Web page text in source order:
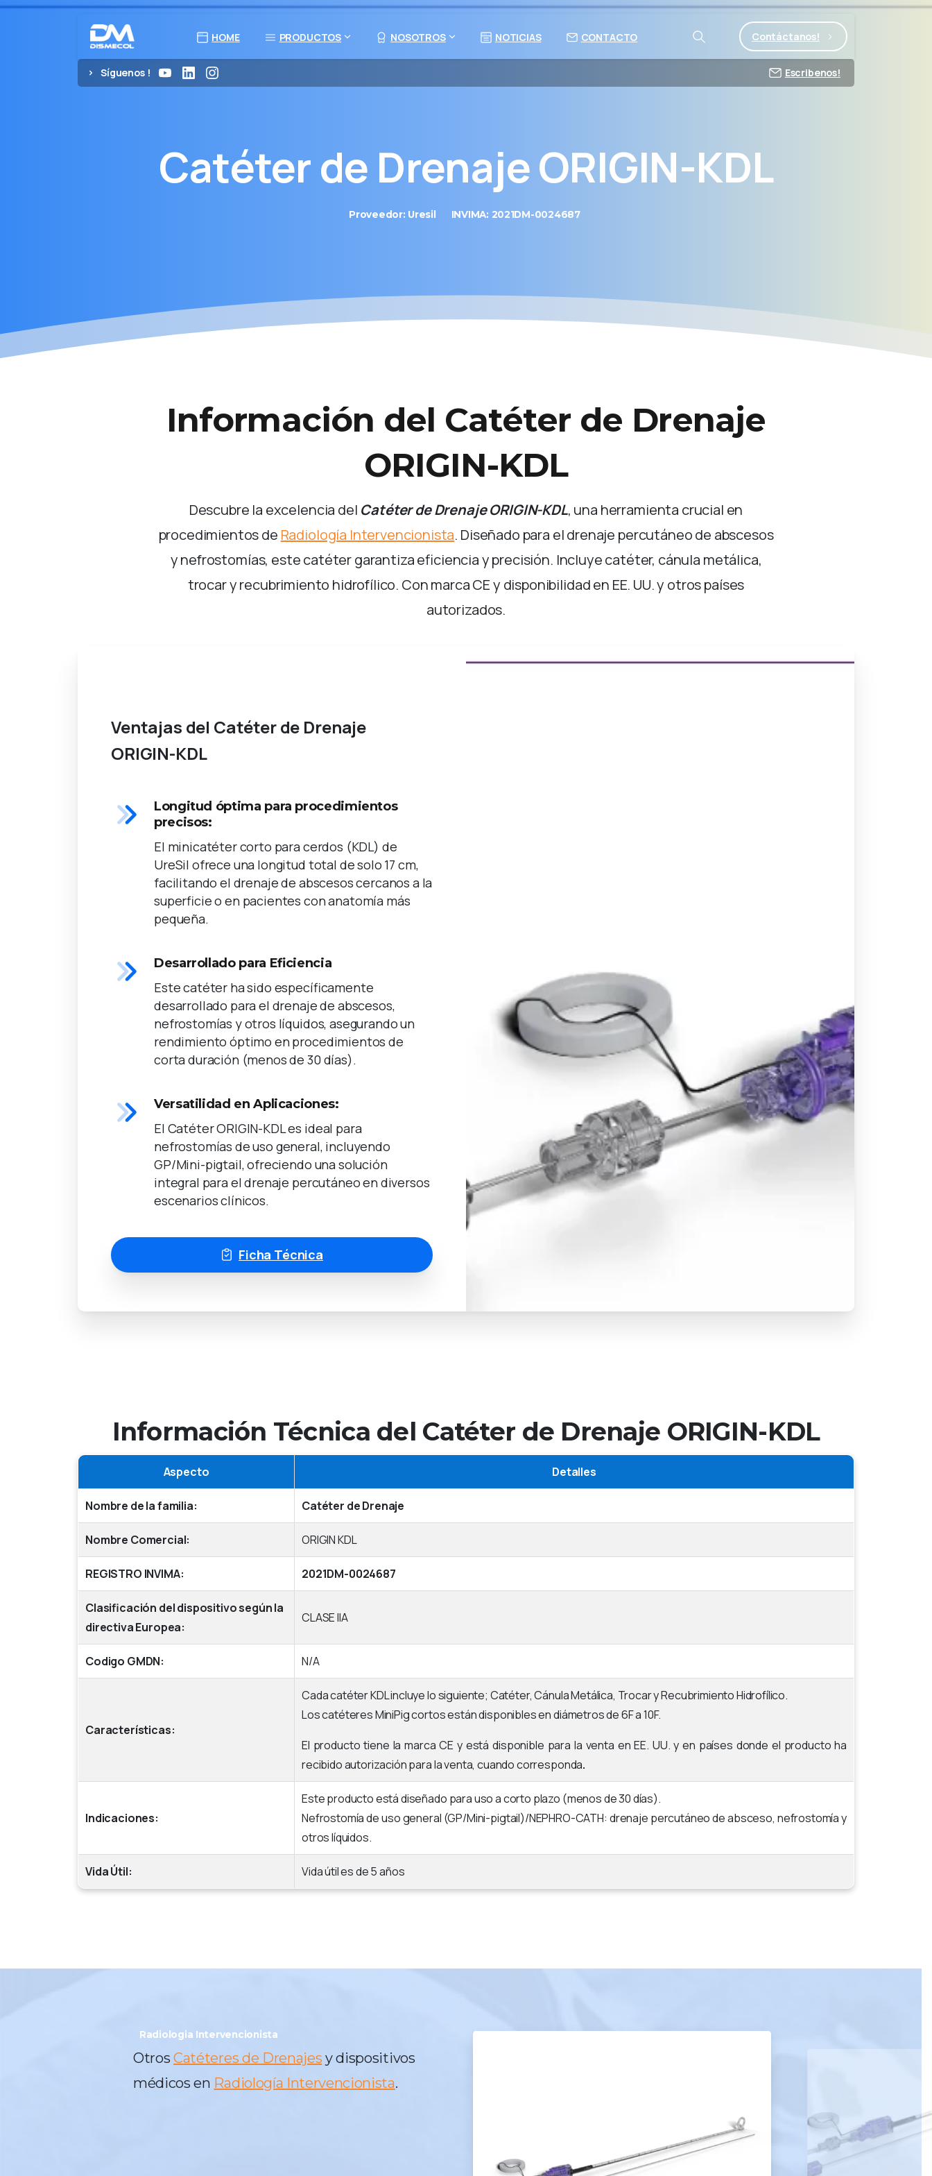
HOME PRODUCTOS NOSOTROS NOTICIAS CONTACTO Contáctanos!
Síguenos ! Escribenos!
Catéterde DrenajeORIGIN-KDL
Proveedor: Uresil INVIMA: 2021DM-0024687
Información del Catéter de Drenaje
ORIGIN-KDL
Descubre la excelencia del Catéter de Drenaje ORIGIN-KDL, una herramienta crucial en
procedimientos de Radiología Intervencionista. Diseñado para el drenaje percutáneo de abscesos
y nefrostomías, este catéter garantiza eficiencia y precisión. Incluye catéter, cánula metálica,
trocar y recubrimiento hidrofílico. Con marca CE y disponibilidad en EE. UU. y otros países
autorizados.
Ventajas del Catéter de Drenaje
ORIGIN-KDL
Longitud óptima para procedimientos
precisos:
El minicatéter corto para cerdos (KDL) de
UreSil ofrece una longitud total de solo 17 cm,
facilitando el drenaje de abscesos cercanos a la
superficie o en pacientes con anatomía más
pequeña.
Desarrollado para Eficiencia
Este catéter ha sido específicamente
desarrollado para el drenaje de abscesos,
nefrostomías y otros líquidos, asegurando un
rendimiento óptimo en procedimientos de
corta duración (menos de 30 días).
Versatilidad en Aplicaciones:
El Catéter ORIGIN-KDL es ideal para
nefrostomías de uso general, incluyendo
GP/Mini-pigtail, ofreciendo una solución
integral para el drenaje percutáneo en diversos
escenarios clínicos.
Ficha Técnica
Información Técnica del Catéter de Drenaje ORIGIN-KDL
Aspecto Detalles
Nombre de la familia: Catéter de Drenaje
Nombre Comercial: ORIGIN KDL
REGISTRO INVIMA: 2021DM-0024687
Clasificación del dispositivo según la
directiva Europea:
CLASE IIA
Codigo GMDN: N/A
Características:
Cada catéter KDL incluye lo siguiente; Catéter, Cánula Metálica, Trocar y Recubrimiento Hidrofílico.
Los catéteres MiniPig cortos están disponibles en diámetros de 6F a 10F.
El producto tiene la marca CE y está disponible para la venta en EE. UU. y en países donde el producto ha
recibido autorización para la venta, cuando corresponda.
Indicaciones:
Este producto está diseñado para uso a corto plazo (menos de 30 días).
Nefrostomía de uso general (GP/Mini-pigtail)/NEPHRO-CATH: drenaje percutáneo de absceso, nefrostomía y
otros líquidos.
Vida Útil: Vida útil es de5 años
Radiologia Intervencionista
OtrosCatéteres de Drenajes y dispositivos
médicos en Radiología Intervencionista.